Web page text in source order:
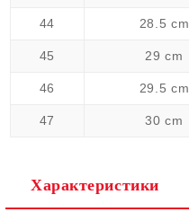
44 28.5 cm
45 29 cm
46 29.5 cm
47 30 cm
Характеристики